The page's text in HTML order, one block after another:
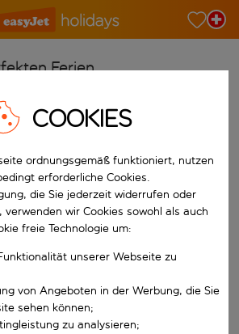
Ferien
für die automatische
für die automatische
R&uuml;ckflugdatum aus.
COOKIES
ordnungsgemäß funktioniert, nutzen
erforderliche Cookies.
die Sie jederzeit widerrufen oder
verwenden wir Cookies sowohl als auch
freie Technologie um:
unserer Webseite zu
von Angeboten in der Werbung, die Sie
sehen können;
zu analysieren;